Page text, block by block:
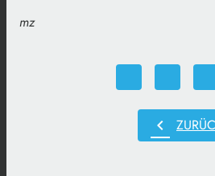
mz
chevron_left